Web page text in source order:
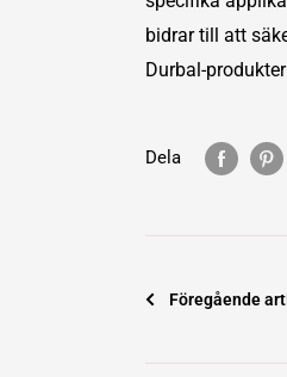
bidrar till att
Durbal-
Dela
Föregående